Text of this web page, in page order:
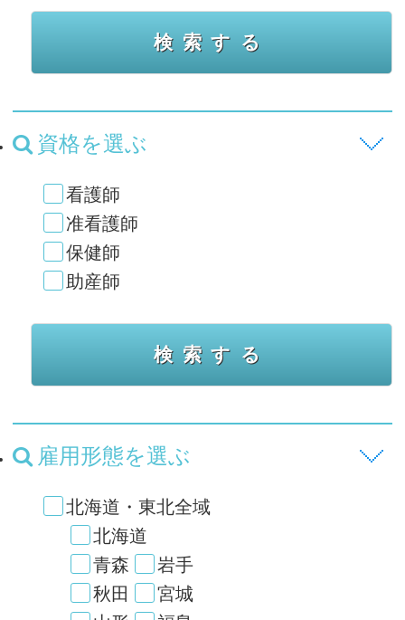
資格を選ぶ
看護師
准看護師
保健師
助産師
雇用形態を選ぶ
北海道・東北全域
北海道
青森
岩手
秋田
宮城